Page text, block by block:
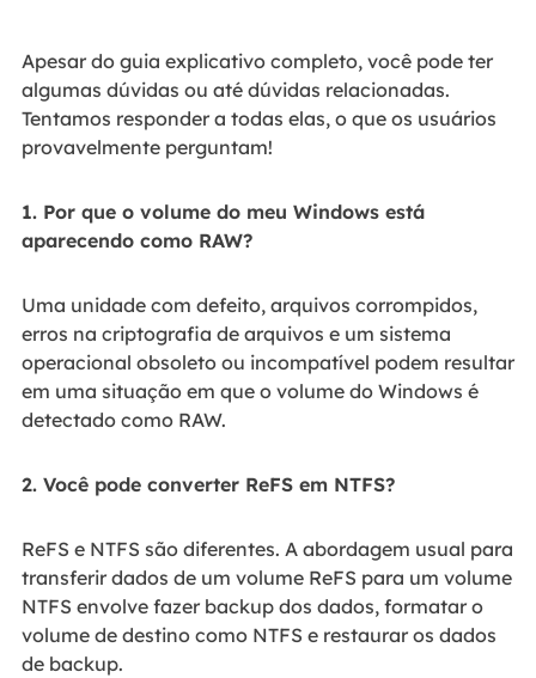
Apesar do guia explicativo completo, você pode ter
algumas dúvidas ou até dúvidas relacionadas.
Tentamos responder a todas elas, o que os usuários
provavelmente perguntam!
1. Por que o volume do meu Windows está
aparecendo como RAW?
Uma unidade com defeito, arquivos corrompidos,
erros na criptografia de arquivos e um sistema
operacional obsoleto ou incompatível podem resultar
em uma situação em que o volume do Windows é
detectado como RAW.
2. Você pode converter ReFS em NTFS?
ReFS e NTFS são diferentes. A abordagem usual para
transferir dados de um volume ReFS para um volume
NTFS envolve fazer backup dos dados, formatar o
volume de destino como NTFS e restaurar os dados
de backup.